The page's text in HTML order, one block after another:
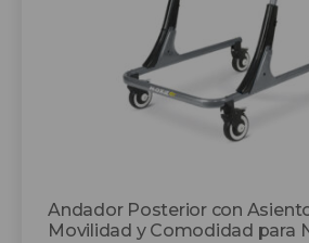
Andador Posterior con
Movilidad y Comodidad para